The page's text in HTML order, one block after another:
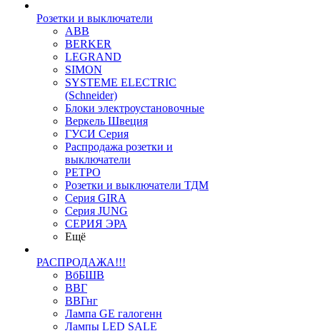
Розетки и выключатели
ABB
BERKER
LEGRAND
SIMON
SYSTEME ELECTRIC
(Schneider)
Блоки электроустановочные
Веркель Швеция
ГУСИ Серия
Распродажа розетки и
выключатели
РЕТРО
Розетки и выключатели ТДМ
Серия GIRA
Серия JUNG
СЕРИЯ ЭРА
Ещё
РАСПРОДАЖА!!!
ВбБШВ
ВВГ
ВВГнг
Лампа GE галогенн
Лампы LED SALE